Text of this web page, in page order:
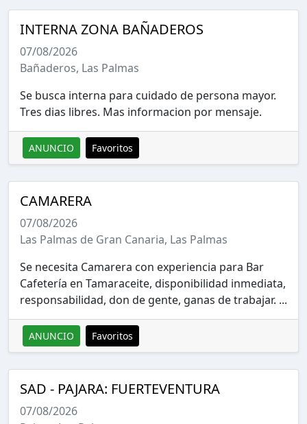
INTERNA ZONA BAÑADEROS
07/08/2026
Bañaderos, Las Palmas
Se busca interna para cuidado de persona mayor.
Tres dias libres. Mas informacion por mensaje.
ANUNCIO Favoritos
CAMARERA
07/08/2026
Las Palmas de Gran Canaria, Las Palmas
Se necesita Camarera con experiencia para Bar
Cafetería en Tamaraceite, disponibilidad inmediata,
responsabilidad, don de gente, ganas de trabajar. ...
ANUNCIO Favoritos
SAD - PAJARA: FUERTEVENTURA
07/08/2026